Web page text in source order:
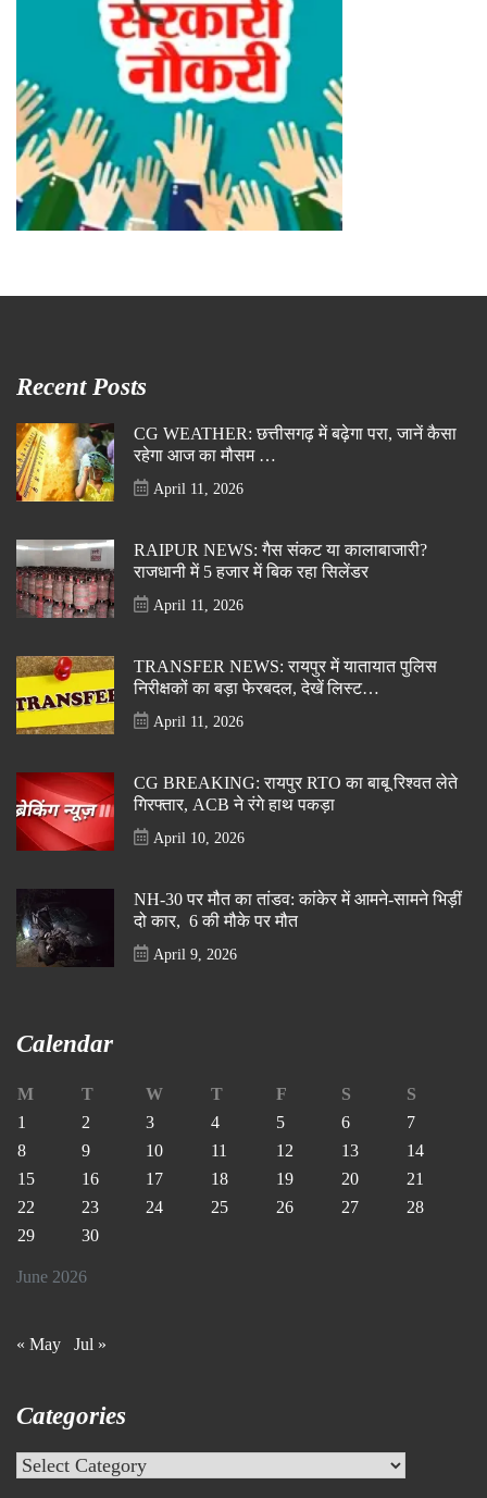
Recent Posts
CG WEATHER: छत्तीसगढ़ में बढ़ेगा परा, जानें कैसा
रहेगा आज का मौसम …
April 11, 2026
RAIPUR NEWS: गैस संकट या कालाबाजारी?
राजधानी में 5 हजार में बिक रहा सिलेंडर
April 11, 2026
TRANSFER NEWS: रायपुर में यातायात पुलिस
निरीक्षकों का बड़ा फेरबदल, देखें लिस्ट…
April 11, 2026
CG BREAKING: रायपुर RTO का बाबू रिश्वत लेते
गिरफ्तार, ACB ने रंगे हाथ पकड़ा
April 10, 2026
NH-30 पर मौत का तांडव: कांकेर में आमने-सामने भिड़ीं
दो कार, 6 की मौके पर मौत
April 9, 2026
Calendar
June 2026
M T W T F S
S
1
2 3 4 5 6
7
8
9 10 11 12 13
14
15
16 17 18 19 20
21
22
23 24 25 26 27
28
29
30
« May Jul »
Categories
Categories